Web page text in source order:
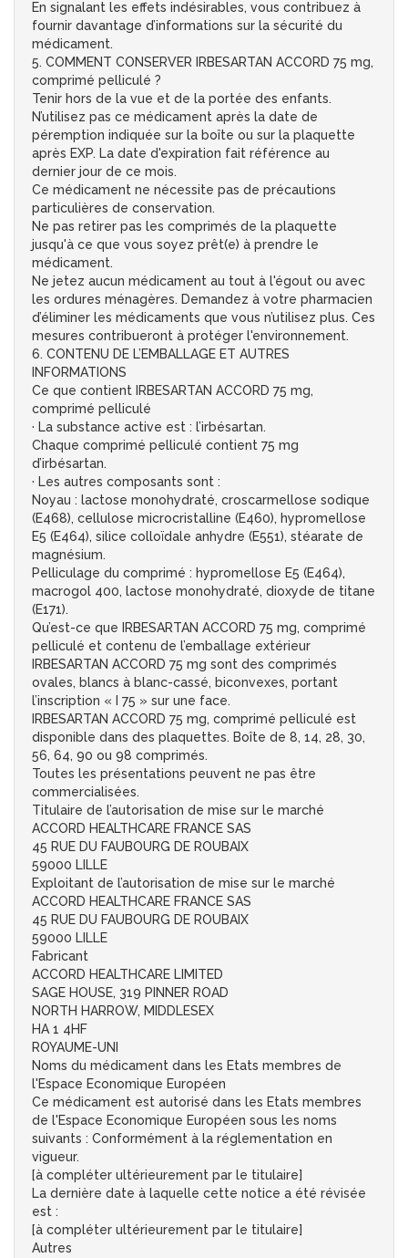
En signalant les effets indésirables, vous contribuez à
fournir davantage d’informations sur la sécurité du
médicament.
5. COMMENT CONSERVER IRBESARTAN ACCORD 75 mg,
comprimé pelliculé ?
Tenir hors de la vue et de la portée des enfants.
N’utilisez pas ce médicament après la date de
péremption indiquée sur la boîte ou sur la plaquette
après EXP. La date d'expiration fait référence au
dernier jour de ce mois.
Ce médicament ne nécessite pas de précautions
particulières de conservation.
Ne pas retirer pas les comprimés de la plaquette
jusqu'à ce que vous soyez prêt(e) à prendre le
médicament.
Ne jetez aucun médicament au tout à l'égout ou avec
les ordures ménagères. Demandez à votre pharmacien
d’éliminer les médicaments que vous n’utilisez plus. Ces
mesures contribueront à protéger l'environnement.
6. CONTENU DE L’EMBALLAGE ET AUTRES
INFORMATIONS
Ce que contient IRBESARTAN ACCORD 75 mg,
comprimé pelliculé
· La substance active est : l’irbésartan.
Chaque comprimé pelliculé contient 75 mg
d’irbésartan.
· Les autres composants sont :
Noyau : lactose monohydraté, croscarmellose sodique
(E468), cellulose microcristalline (E460), hypromellose
E5 (E464), silice colloïdale anhydre (E551), stéarate de
magnésium.
Pelliculage du comprimé : hypromellose E5 (E464),
macrogol 400, lactose monohydraté, dioxyde de titane
(E171).
Qu’est-ce que IRBESARTAN ACCORD 75 mg, comprimé
pelliculé et contenu de l’emballage extérieur
IRBESARTAN ACCORD 75 mg sont des comprimés
ovales, blancs à blanc-cassé, biconvexes, portant
l’inscription « I 75 » sur une face.
IRBESARTAN ACCORD 75 mg, comprimé pelliculé est
disponible dans des plaquettes. Boîte de 8, 14, 28, 30,
56, 64, 90 ou 98 comprimés.
Toutes les présentations peuvent ne pas être
commercialisées.
Titulaire de l’autorisation de mise sur le marché
ACCORD HEALTHCARE FRANCE SAS
45 RUE DU FAUBOURG DE ROUBAIX
59000 LILLE
Exploitant de l’autorisation de mise sur le marché
ACCORD HEALTHCARE FRANCE SAS
45 RUE DU FAUBOURG DE ROUBAIX
59000 LILLE
Fabricant
ACCORD HEALTHCARE LIMITED
SAGE HOUSE, 319 PINNER ROAD
NORTH HARROW, MIDDLESEX
HA 1 4HF
ROYAUME-UNI
Noms du médicament dans les Etats membres de
l'Espace Economique Européen
Ce médicament est autorisé dans les Etats membres
de l'Espace Economique Européen sous les noms
suivants : Conformément à la réglementation en
vigueur.
[à compléter ultérieurement par le titulaire]
La dernière date à laquelle cette notice a été révisée
est :
[à compléter ultérieurement par le titulaire]
Autres